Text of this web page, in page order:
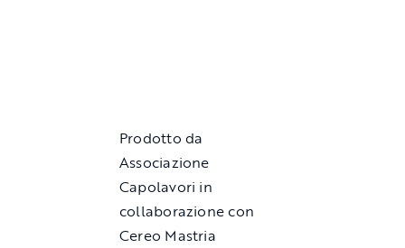
Prodotto da
Associazione
Capolavori in
collaborazione con
Cereo Mastria